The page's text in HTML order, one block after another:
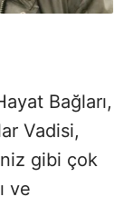
Bağları,
Vadisi,
gibi çok
ve